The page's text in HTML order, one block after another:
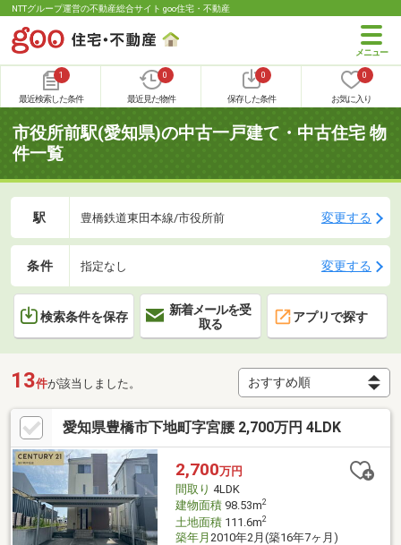
NTTグループ運営の不動産総合サイト goo住宅・不動産
1
最近検索した条件
0
最近見た物件
0
保存した条件
0
お気に入り
市役所前駅(愛知県)の中古一戸建て・中古住宅 物
件一覧
駅 豊橋鉄道東田本線/市役所前 変更する
条件 指定なし 変更する
検索条件を保存
新着メールを受
取る
アプリで探す
13件が該当しました。
愛知県豊橋市下地町字宮腰 2,700万円 4LDK
2,700万円
間取り 4LDK
建物面積98.53m2
土地面積111.6m2
築年月 2010年2月(築16年7ヶ月)